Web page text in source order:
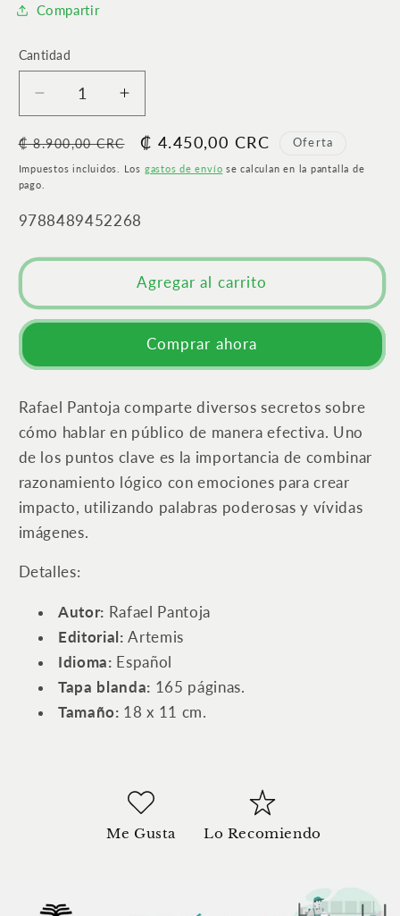
Compartir
Cantidad
Cantidad
Reducir
cantidad
para
Los
18
de
Pantoja
cómo
hablar
público
18
secretos
de
Rafael
Pantoja
de
cómo
en
Aumentar
cantidad
para
Los
de
Pantoja
de
cómo
hablar
público
18
secretos
de
Rafael
Pantoja
de
Precio
habitual
₡ 8.900,00 CRC
Precio
de
₡ 4.450,00 CRC Oferta
Impuestos incluidos. Los gastos de envío se calculan en la pantalla de
pago.
SKU:
9788489452268
Agregar al carrito
Comprar ahora
Rafael Pantoja comparte diversos secretos sobre
cómo hablar en público de manera efectiva. Uno
de los puntos clave es la importancia de combinar
razonamiento lógico con emociones para crear
impacto, utilizando palabras poderosas y vívidas
imágenes.
Detalles:
Autor: Rafael Pantoja
Editorial:Artemis
Idioma: Español
Tapa blanda: 165 páginas.
Tamaño: 18 x 11 cm.
Me Gusta Lo Recomiendo